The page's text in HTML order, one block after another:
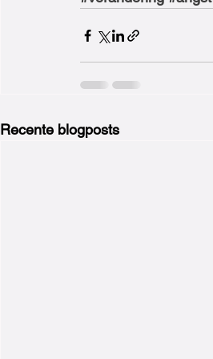
Recente blogposts